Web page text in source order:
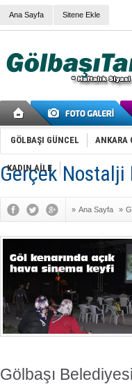
Ana Sayfa Sitene Ekle
GÖLBAŞI GÜNCEL ANKARA
KADIN AİLE
Gerçek Nostalji
» Ana Sayfa »
Gölbaşı